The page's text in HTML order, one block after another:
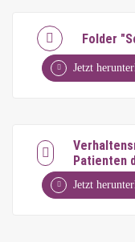
Folder
Jetzt
Patienten
Jetzt